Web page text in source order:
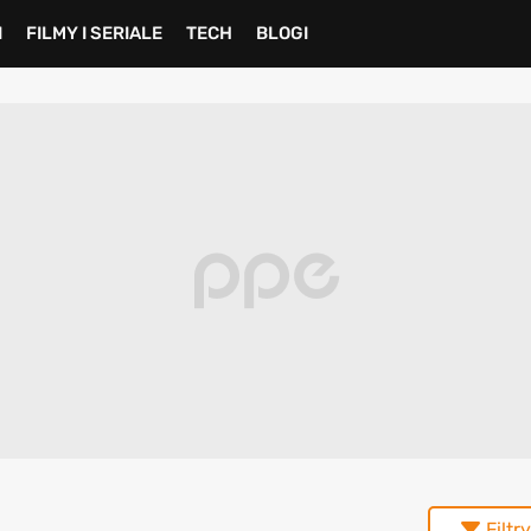
FILMY I SERIALE TECH BLOGI